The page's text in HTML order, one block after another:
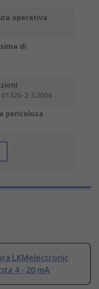
operativa
di
2-3:2006
pericolosa
LKMelectronic
4 - 20 mA